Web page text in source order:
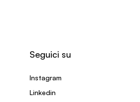
Seguici su
Instagram
Linkedin